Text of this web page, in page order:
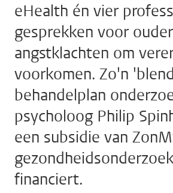
eHealth én vier
gesprekken voor
angstklachten om
voorkomen. Zo'n
behandelplan
psycholoog Philip
een subsidie van
gezondheidsonderzoek
financiert.